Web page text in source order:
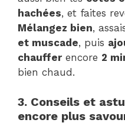
hachées, et faites
Mélangez bien,
et muscade, puis
chaufferencore 2
bien chaud.
3. Conseils et
encore plus